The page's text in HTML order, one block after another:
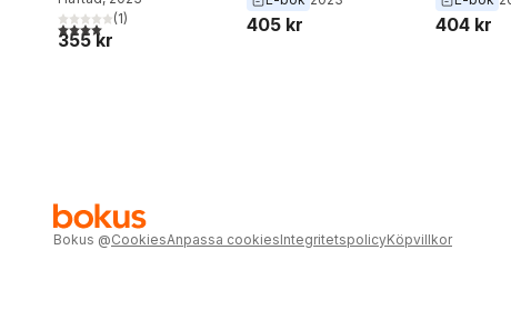
4,0utav 5 stjärnor. Totalt antal röster:
(1)
355 kr
405 kr 404 kr
Bokus @CookiesAnpassa cookiesIntegritetspolicyKöpvillkor